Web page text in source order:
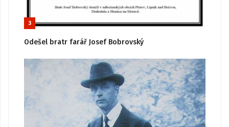
3
Odešel bratr farář Josef Bobrovský